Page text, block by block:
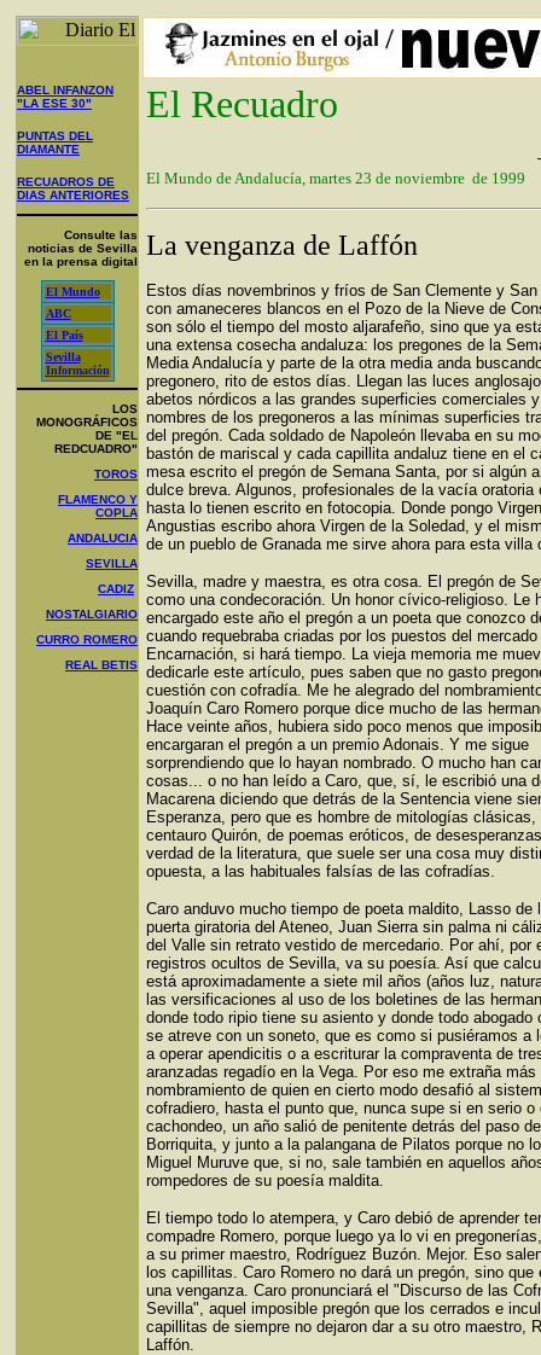
ABEL INFANZON
"LA ESE 30"
PUNTAS DEL
DIAMANTE
RECUADROS DE
DIAS ANTERIORES
Consulte las
noticias de Sevilla
en la prensa digital
El Mundo
ABC
El País
Sevilla
Información
LOS
MONOGRÁFICOS
DE "EL
REDCUADRO"
TOROS
FLAMENCO Y
COPLA
ANDALUCIA
SEVILLA
CADIZ
NOSTALGIARIO
CURRO ROMERO
REAL BETIS
El Recuadro
El Mundo de Andalucía, martes 23 de noviembre de 1999
La venganza de Laffón
Estos días novembrinos y fríos de San Clemente y San
con amaneceres blancos en el Pozo de la Nieve de
son sólo el tiempo del mosto aljarafeño, sino que ya
una extensa cosecha andaluza: los pregones de la
Media Andalucía y parte de la otra media anda
pregonero, rito de estos días. Llegan las luces
abetos nórdicos a las grandes superficies comerciales
nombres de los pregoneros a las mínimas superficies
del pregón. Cada soldado de Napoleón llevaba en su
bastón de mariscal y cada capillita andaluz tiene en el
mesa escrito el pregón de Semana Santa, por si algún
dulce breva. Algunos, profesionales de la vacía oratoria
hasta lo tienen escrito en fotocopia. Donde pongo
Angustias escribo ahora Virgen de la Soledad, y el
de un pueblo de Granada me sirve ahora para esta villa
Sevilla, madre y maestra, es otra cosa. El pregón de
como una condecoración. Un honor cívico-religioso. Le
encargado este año el pregón a un poeta que conozco
cuando requebraba criadas por los puestos del
Encarnación, si hará tiempo. La vieja memoria me
dedicarle este artículo, pues saben que no gasto
cuestión con cofradía. Me he alegrado del
Joaquín Caro Romero porque dice mucho de las
Hace veinte años, hubiera sido poco menos que
encargaran el pregón a un premio Adonais. Y me sigue
sorprendiendo que lo hayan nombrado. O mucho han
cosas... o no han leído a Caro, que, sí, le escribió una
Macarena diciendo que detrás de la Sentencia viene
Esperanza, pero que es hombre de mitologías clásicas,
centauro Quirón, de poemas eróticos, de
verdad de la literatura, que suele ser una cosa muy
opuesta, a las habituales falsías de las cofradías.
Caro anduvo mucho tiempo de poeta maldito, Lasso de
puerta giratoria del Ateneo, Juan Sierra sin palma ni
del Valle sin retrato vestido de mercedario. Por ahí, por
registros ocultos de Sevilla, va su poesía. Así que
está aproximadamente a siete mil años (años luz,
las versificaciones al uso de los boletines de las
donde todo ripio tiene su asiento y donde todo abogado
se atreve con un soneto, que es como si pusiéramos a
a operar apendicitis o a escriturar la compraventa de
aranzadas regadío en la Vega. Por eso me extraña
nombramiento de quien en cierto modo desafió al
cofradiero, hasta el punto que, nunca supe si en serio o
cachondeo, un año salió de penitente detrás del paso
Borriquita, y junto a la palangana de Pilatos porque no
Miguel Muruve que, si no, sale también en aquellos
rompedores de su poesía maldita.
El tiempo todo lo atempera, y Caro debió de aprender
compadre Romero, porque luego ya lo vi en
a su primer maestro, Rodríguez Buzón. Mejor. Eso
los capillitas. Caro Romero no dará un pregón, sino que
una venganza. Caro pronunciará el "Discurso de las
Sevilla", aquel imposible pregón que los cerrados e
capillitas de siempre no dejaron dar a su otro maestro,
Laffón.